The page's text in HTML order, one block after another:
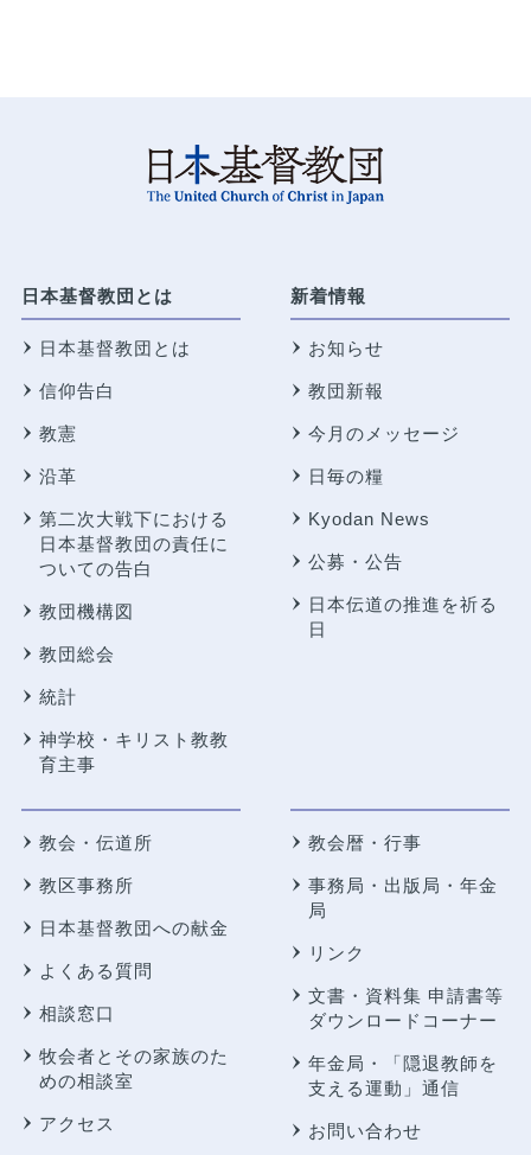
日本基督教団とは
日本基督教団とは
信仰告白
教憲
沿革
第二次大戦下における
日本基督教団の責任に
ついての告白
教団機構図
教団総会
統計
神学校・キリスト教教
育主事
新着情報
お知らせ
教団新報
今月のメッセージ
日毎の糧
Kyodan News
公募・公告
日本伝道の推進を祈る
日
教会・伝道所
教区事務所
日本基督教団への献金
よくある質問
相談窓口
牧会者とその家族のた
めの相談室
アクセス
教会暦・行事
事務局・出版局・年金
局
リンク
文書・資料集 申請書等
ダウンロードコーナー
年金局・
「隠退教師を
支える運動」通信
お問い合わせ